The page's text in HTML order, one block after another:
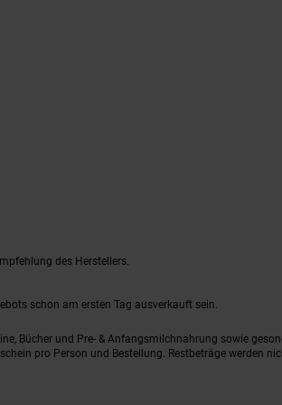
des Herstellers.
schon am ersten Tag ausverkauft sein.
Bücher und Pre- & Anfangsmilchnahrung sowie
pro Person und Bestellung. Restbeträge werden